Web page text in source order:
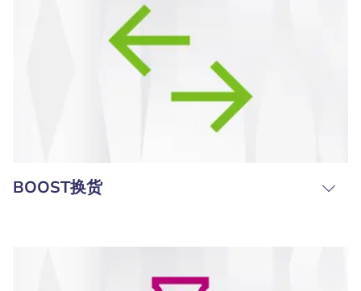
BOOST换货